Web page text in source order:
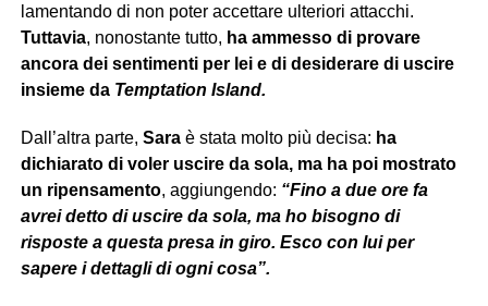
lamentando di non poter accettare ulteriori attacchi.
Tuttavia, nonostante tutto, ha ammesso di provare
ancora dei sentimenti per lei e di desiderare di uscire
insieme da Temptation Island.
Dall’altra parte, Saraè stata molto più decisa: ha
dichiarato di voler uscire da sola, ma ha poi mostrato
un ripensamento, aggiungendo: “Fino a due ore fa
avrei detto di uscire da sola, ma ho bisogno di
risposte a questa presa in giro. Esco con lui per
sapere i dettagli di ogni cosa”.